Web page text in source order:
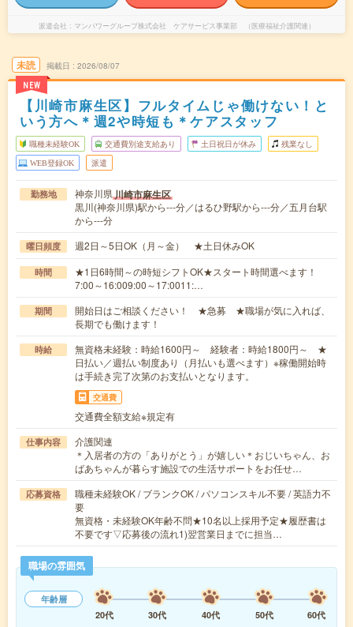
派遣会社 マンパワーグループ株式会社 ケアサービス事業部 （医療福祉介護関連）
未読
NEW
掲載日 2026/08/07
【川崎市麻生区】フルタイムじゃ働けない！と
いう方へ＊週2や時短も＊ケアスタッフ
職種未経験OK 交通費別途支給あり 土日祝日が休み 残業なし
WEB登録OK 派遣
勤務地 神奈川県川崎市麻生区
黒川(神奈川県)駅から---分／はるひ野駅から---分／五月台駅
から---分
曜日頻度 週2日～5日OK（月～金） ★土日休みOK
時間
★1日6時間～の時短シフトOK★スタート時間選べます！
7:00～16:009:00～17:0011:…
期間
開始日はご相談ください！ ★急募 ★職場が気に入れば、
長期でも働けます！
時給
無資格未経験：時給1600円～ 経験者：時給1800円～ ★
日払い／週払い制度あり（月払いも選べます）※稼働開始時
は手続き完了次第のお支払いとなります。
交通費
交通費全額支給※規定有
仕事内容
介護関連
＊入居者の方の「ありがとう」が嬉しい＊おじいちゃん、お
ばあちゃんが暮らす施設での生活サポートをお任せ…
応募資格
職種未経験OK / ブランクOK / パソコンスキル不要 / 英語力不
要
無資格・未経験OK年齢不問★10名以上採用予定★履歴書は
不要です▽応募後の流れ1)翌営業日までに担当…
職場の雰囲気
年齢層
20代
30代 40代 50代
60代